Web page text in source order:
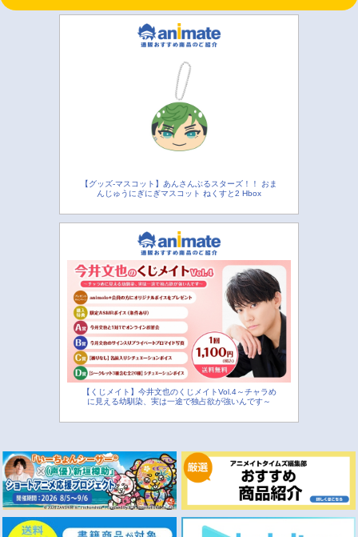
【グッズ-マスコット】あんさんぶるスターズ！！ おま
んじゅうにぎにぎマスコット ねくすと2 Hbox
【くじメイト】今井文也のくじメイトVol.4～チャラめ
に見える幼馴染、実は一途で独占欲が強いんです～